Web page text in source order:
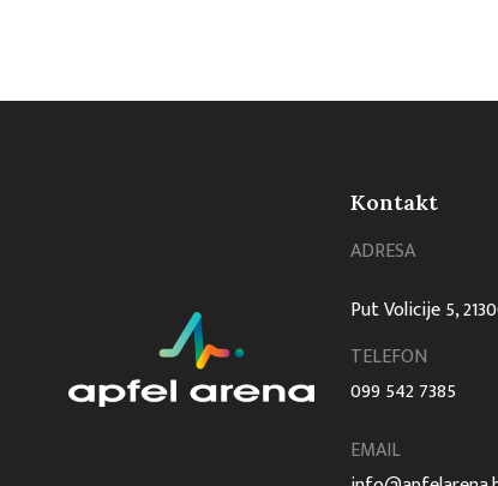
Kontakt
ADRESA
Put Volicije 5,
TELEFON
099 542 7385
EMAIL